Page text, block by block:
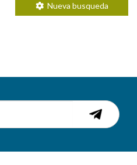
Nueva busqueda